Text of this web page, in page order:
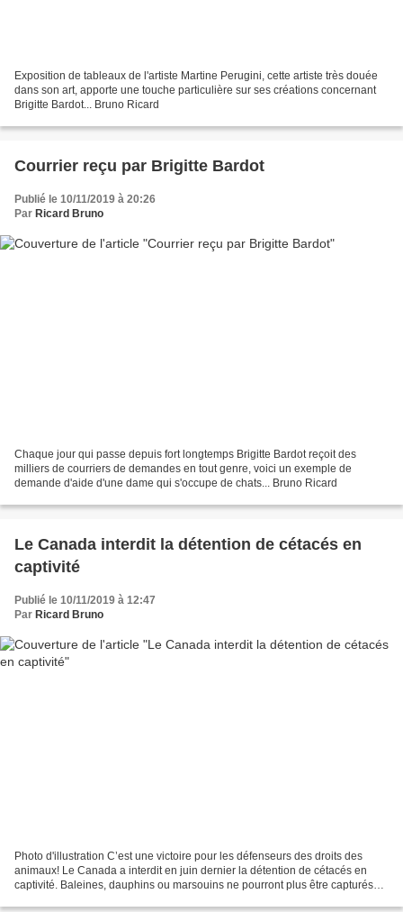
Exposition de tableaux de l'artiste Martine Perugini, cette artiste très douée
dans son art, apporte une touche particulière sur ses créations concernant
Brigitte Bardot... Bruno Ricard
Courrier reçu par Brigitte Bardot
Publié le 10/11/2019 à 20:26
Par Ricard Bruno
Chaque jour qui passe depuis fort longtemps Brigitte Bardot reçoit des
milliers de courriers de demandes en tout genre, voici un exemple de
demande d'aide d'une dame qui s'occupe de chats... Bruno Ricard
Le Canada interdit la détention de cétacés en
captivité
Publié le 10/11/2019 à 12:47
Par Ricard Bruno
Photo d'illustration C’est une victoire pour les défenseurs des droits des
animaux! Le Canada a interdit en juin dernier la détention de cétacés en
captivité. Baleines, dauphins ou marsouins ne pourront plus être capturés